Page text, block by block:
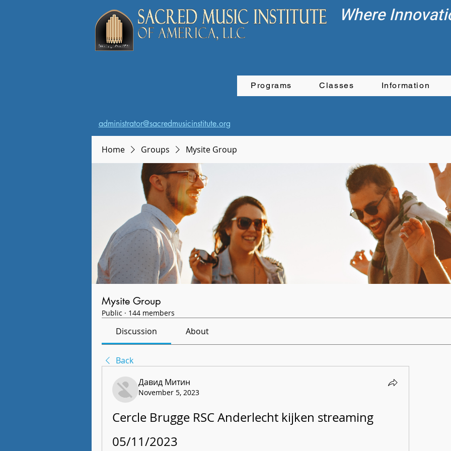
Where
Programs Classes Information
administrator@sacredmusicinstitute.org
Home Groups Mysite Group
Mysite Group
Public · 144 members
Discussion About
Back
Давид Митин
November 5, 2023
Cercle Brugge RSC Anderlecht kijken streaming
05/11/2023